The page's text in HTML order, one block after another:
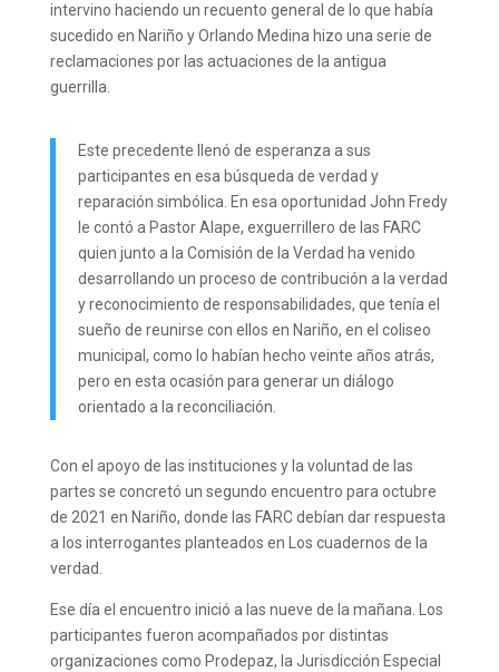
intervino haciendo un recuento general de lo que había
sucedido en Nariño y Orlando Medina hizo una serie de
reclamaciones por las actuaciones de la antigua
guerrilla.
Este precedente llenó de esperanza a sus
participantes en esa búsqueda de verdad y
reparación simbólica. En esa oportunidad John Fredy
le contó a Pastor Alape, exguerrillero de las FARC
quien junto a la Comisión de la Verdad ha venido
desarrollando un proceso de contribución a la verdad
y reconocimiento de responsabilidades, que tenía el
sueño de reunirse con ellos en Nariño, en el coliseo
municipal, como lo habían hecho veinte años atrás,
pero en esta ocasión para generar un diálogo
orientado a la reconciliación.
Con el apoyo de las instituciones y la voluntad de las
partes se concretó un segundo encuentro para octubre
de 2021 en Nariño, donde las FARC debían dar respuesta
a los interrogantes planteados en Los cuadernos de la
verdad.
Ese día el encuentro inició a las nueve de la mañana. Los
participantes fueron acompañados por distintas
organizaciones como Prodepaz, la Jurisdicción Especial